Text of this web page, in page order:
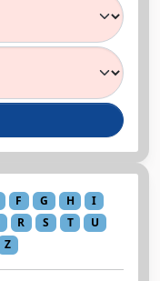
F G H
I
R S T
U
Z